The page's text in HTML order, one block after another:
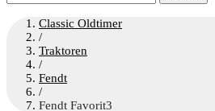
nach:
Classic Oldtimer
/
Traktoren
/
Fendt
/
Fendt Favorit3